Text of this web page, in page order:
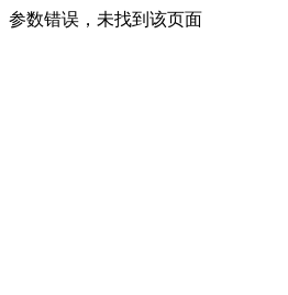
参数错误，未找到该页面